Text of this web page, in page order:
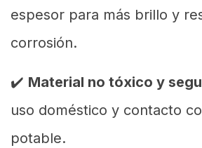
espesor para más brillo y
corrosión.
✔️ Material no tóxico y
uso doméstico y contacto
potable.